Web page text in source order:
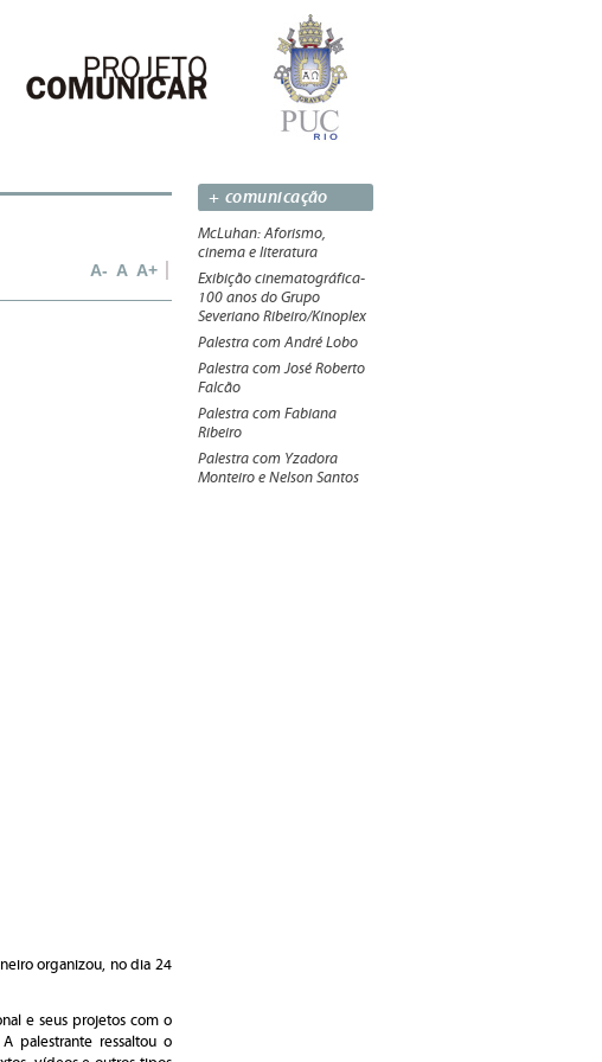
A- A A+
organizou, no dia 24
e seus projetos com o
palestrante ressaltou o
+ comunicação
McLuhan: Aforismo,
cinema e literatura
Exibição cinematográfica-
100 anos do Grupo
Severiano Ribeiro/Kinoplex
Palestra com André Lobo
Palestra com José Roberto
Falcão
Palestra com Fabiana
Ribeiro
Palestra com Yzadora
Monteiro e Nelson Santos